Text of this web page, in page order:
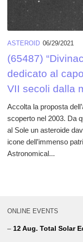
ASTEROID 06/29/2021
(65487)
dedicato al
VII secoli dalla
Accolta la proposta
scoperto nel 2003. Da
al Sole un asteroide
icone dell’immenso
Astronomical...
ONLINE EVENTS
– 12 Aug. Total Solar